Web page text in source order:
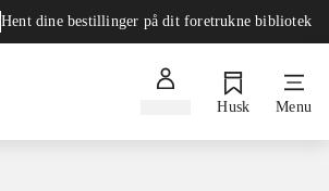
Hent dine bestillinger på dit foretrukne bibliotek
Husk Menu